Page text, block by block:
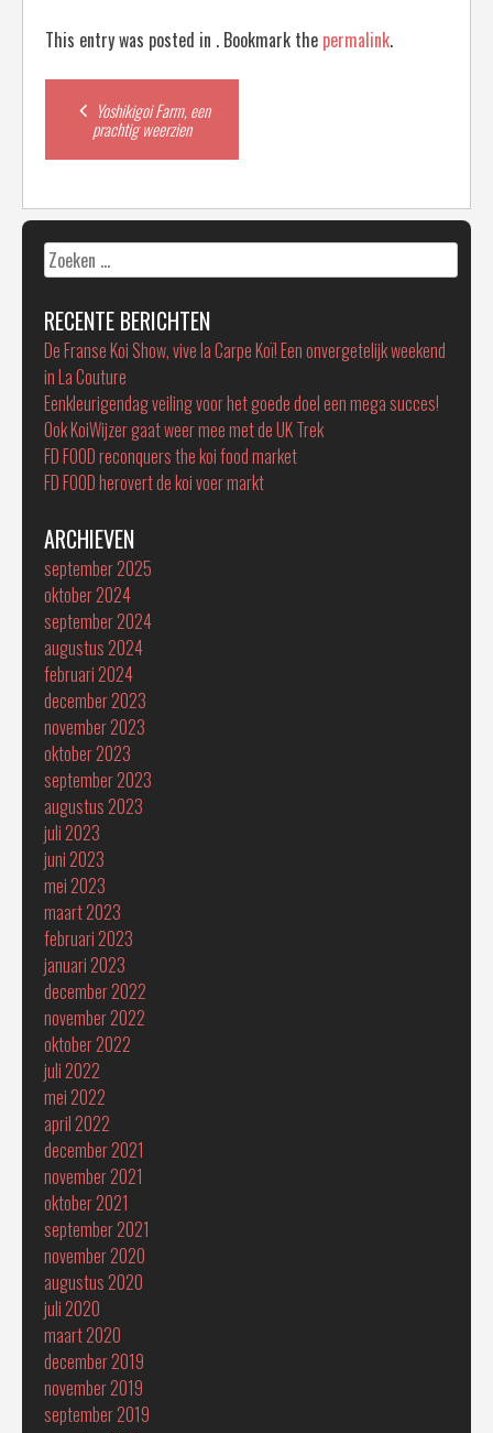
This entry was posted in . Bookmark the permalink.
Post
navigation
Yoshikigoi Farm, een
prachtig weerzien
Zoeken
naar:
RECENTE BERICHTEN
De Franse Koi Show, vive la Carpe Koï! Een onvergetelijk weekend
in La Couture
Eenkleurigendag veiling voor het goede doel een mega succes!
Ook KoiWijzer gaat weer mee met de UK Trek
FD FOOD reconquers the koi food market
FD FOOD herovert de koi voer markt
ARCHIEVEN
september 2025
oktober 2024
september 2024
augustus 2024
februari 2024
december 2023
november 2023
oktober 2023
september 2023
augustus 2023
juli 2023
juni 2023
mei 2023
maart 2023
februari 2023
januari 2023
december 2022
november 2022
oktober 2022
juli 2022
mei 2022
april 2022
december 2021
november 2021
oktober 2021
september 2021
november 2020
augustus 2020
juli 2020
maart 2020
december 2019
november 2019
september 2019